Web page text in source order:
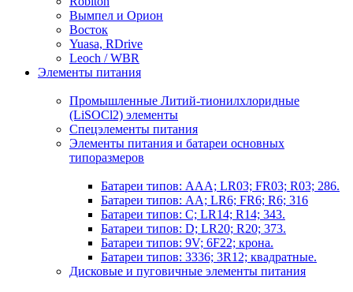
Вымпел и Орион
Восток
Yuasa, RDrive
Leoch / WBR
Элементы питания
Промышленные Литий-тионилхлоридные
(LiSOCl2) элементы
Спецэлементы питания
Элементы питания и батареи основных
типоразмеров
Батареи типов: AAA; LR03; FR03; R03; 286.
Батареи типов: AA; LR6; FR6; R6; 316
Батареи типов: C; LR14; R14; 343.
Батареи типов: D; LR20; R20; 373.
Батареи типов: 9V; 6F22; крона.
Батареи типов: 3336; 3R12; квадратные.
Дисковые и пуговичные элементы питания